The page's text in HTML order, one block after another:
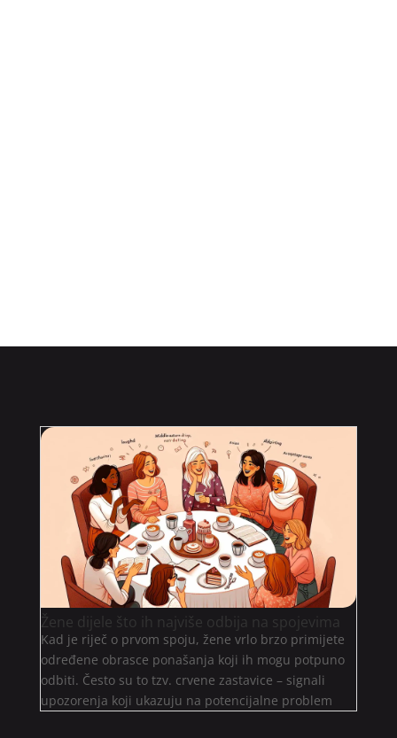
Žene dijele što ih najviše odbija na spojevima
Kad je riječ o prvom spoju, žene vrlo brzo primijete
određene obrasce ponašanja koji ih mogu potpuno
odbiti. Često su to tzv. crvene zastavice – signali
upozorenja koji ukazuju na potencijalne problem